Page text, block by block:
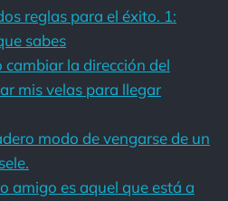
reglas para el éxito. 1:
sabes
cambiar la dirección del
mis velas para llegar
modo de vengarse de un
amigo es aquel que está a